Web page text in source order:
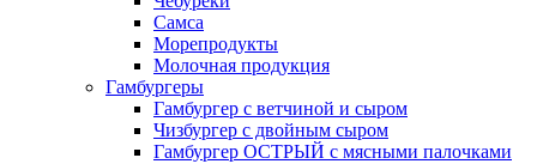
Самса
Морепродукты
Молочная продукция
Гамбургеры
Гамбургер с ветчиной и сыром
Чизбургер с двойным сыром
Гамбургер ОСТРЫЙ с мясными палочками